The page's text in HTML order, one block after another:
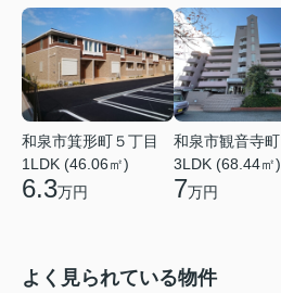
和泉市箕形町５丁目
1LDK (46.06㎡)
6.3万円
和泉市観音寺町
3LDK (68.44㎡)
7万円
よく見られている物件